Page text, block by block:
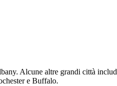
Alcune altre grandi città
e Buffalo.